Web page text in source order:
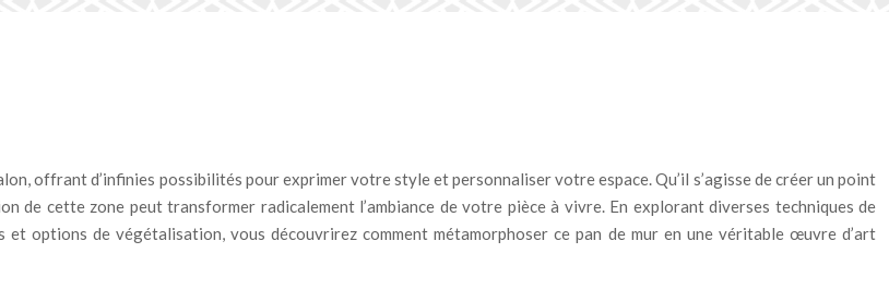
offrant d’infinies possibilités pour exprimer votre style et personnaliser votre espace. Qu’il s’agisse de créer un point
de cette zone peut transformer radicalement l’ambiance de votre pièce à vivre. En explorant diverses techniques de
options de végétalisation, vous découvrirez comment métamorphoser ce pan de mur en une véritable œuvre d’art